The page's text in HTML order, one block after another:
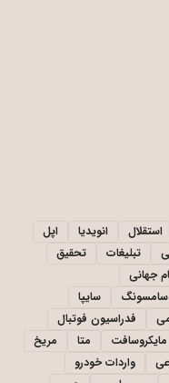
استقلال انویدیا
اپل
تبلیغات
تحقیق
جهانی
سامسونگ
سایپا
فدراسیون فوتبال
مایکروسافت متا
مریخ
واردات خودرو